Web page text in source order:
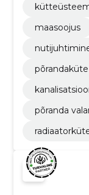
maasoojus
põrandaküte
põranda